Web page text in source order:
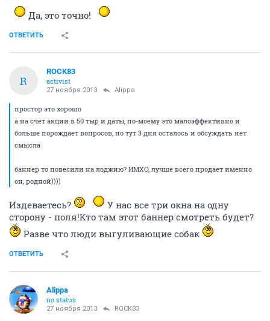
Да, это точно!
ОТВЕТИТЬ
R
ROCK83
activist
27 ноября 2013 Alippa
простор это хорошо
а на счет акции в 50 тыр и даты, по-моему это малоэффективно и
больше порождает вопросов, но тут 3 дня осталось и обсуждать нет
смысла
баннер то повесили на лоджию? ИМХО, лучше всего продает именно
он, родной))))
Издеваетесь?
У нас все три окна на одну
сторону - поля!Кто там этот баннер смотреть будет?
Разве что люди выгуливающие собак
ОТВЕТИТЬ
Alippa
no status
27 ноября 2013 ROCK83